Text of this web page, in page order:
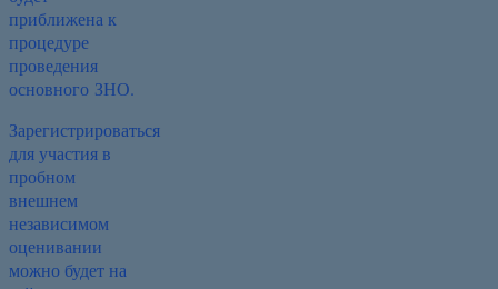
приближена к
процедуре
проведения
основного ЗНО.
Зарегистрироваться
для участия в
пробном
внешнем
независимом
оценивании
можно будет на